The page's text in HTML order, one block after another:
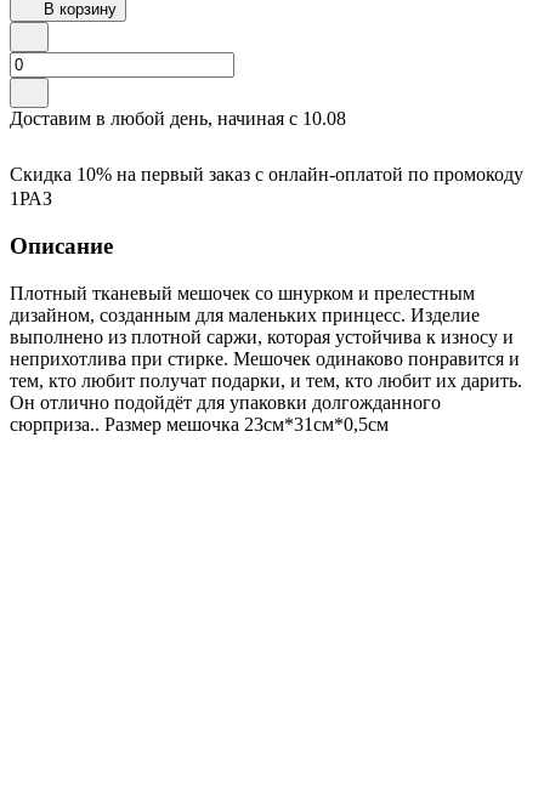
В корзину
Доставим в любой день, начиная с 10.08
Скидка 10% на первый заказ с онлайн-оплатой по промокоду
1РАЗ
Описание
Плотный тканевый мешочек со шнурком и прелестным
дизайном, созданным для маленьких принцесс. Изделие
выполнено из плотной саржи, которая устойчива к износу и
неприхотлива при стирке. Мешочек одинаково понравится и
тем, кто любит получат подарки, и тем, кто любит их дарить.
Он отлично подойдёт для упаковки долгожданного
сюрприза.. Размер мешочка 23см*31см*0,5см